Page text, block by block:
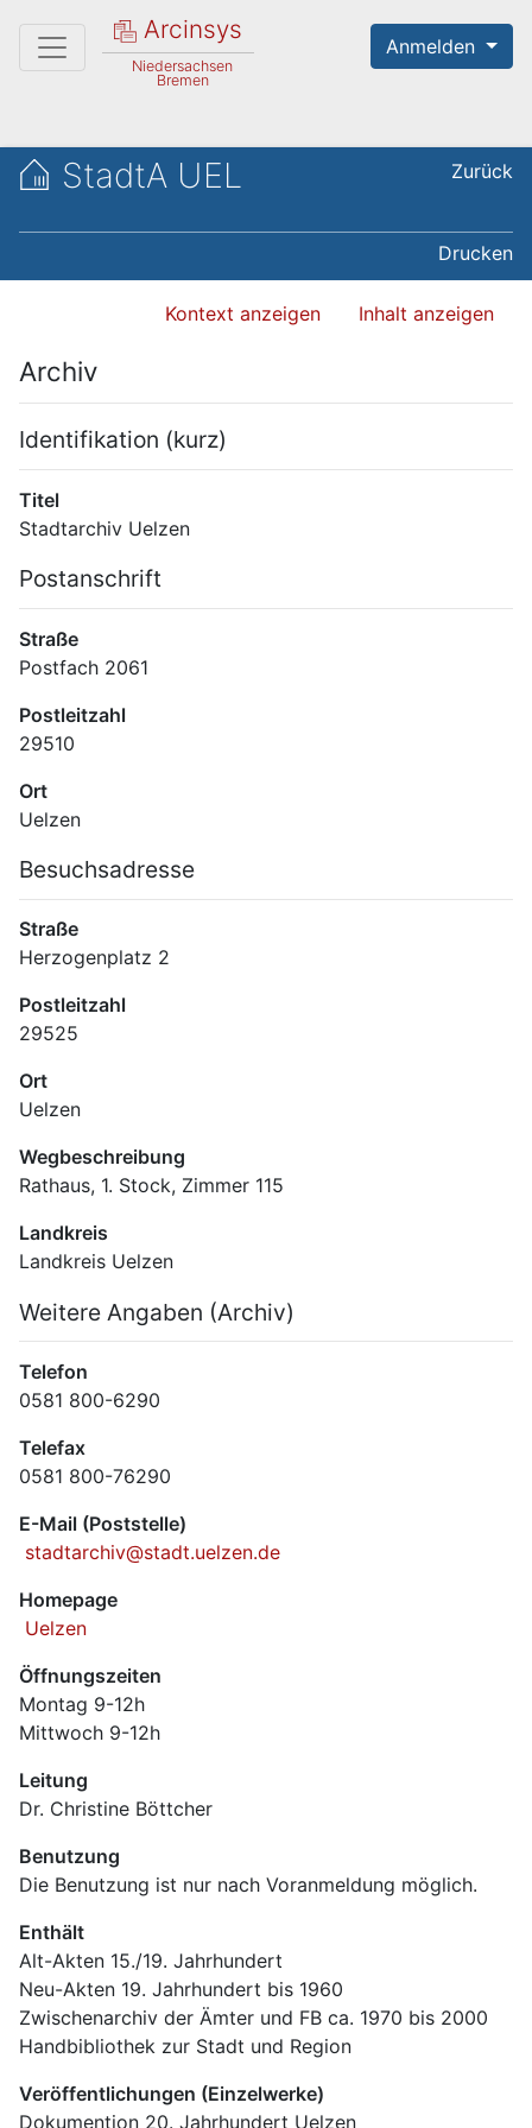
Arcinsys
Niedersachsen
Bremen
Anmelden
StadtA UEL Zurück
Drucken
Kontext anzeigen Inhalt anzeigen
Archiv
Identifikation (kurz)
Titel
Stadtarchiv Uelzen
Postanschrift
Straße
Postfach 2061
Postleitzahl
29510
Ort
Uelzen
Besuchsadresse
Straße
Herzogenplatz 2
Postleitzahl
29525
Ort
Uelzen
Wegbeschreibung
Rathaus, 1. Stock, Zimmer 115
Landkreis
Landkreis Uelzen
Weitere Angaben (Archiv)
Telefon
0581 800-6290
Telefax
0581 800-76290
E-Mail (Poststelle)
stadtarchiv@stadt.uelzen.de
Homepage
Uelzen
Öffnungszeiten
Montag 9-12h
Mittwoch 9-12h
Leitung
Dr. Christine Böttcher
Benutzung
Die Benutzung ist nur nach Voranmeldung möglich.
Enthält
Alt-Akten 15./19. Jahrhundert
Neu-Akten 19. Jahrhundert bis 1960
Zwischenarchiv der Ämter und FB ca. 1970 bis 2000
Handbibliothek zur Stadt und Region
Veröffentlichungen (Einzelwerke)
Dokumention 20. Jahrhundert Uelzen